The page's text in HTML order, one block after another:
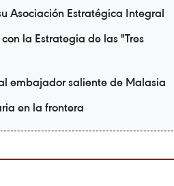
Asociación Estratégica Integral
la Estrategia de las "Tres
embajador saliente de Malasia
en la frontera